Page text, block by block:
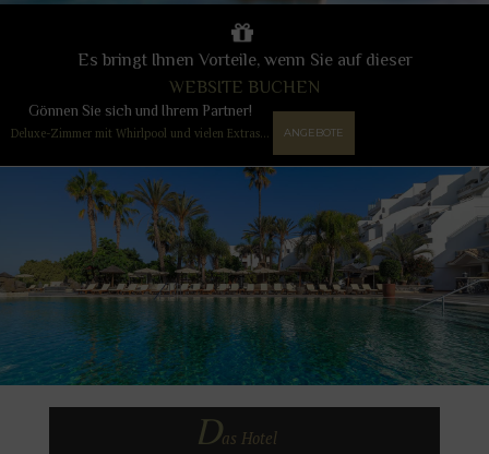
Es bringt Ihnen Vorteile, wenn Sie auf dieser
WEBSITE BUCHEN
Gönnen Sie sich und Ihrem Partner!
Deluxe-Zimmer mit Whirlpool und vielen Extras… ANGEBOTE
Das Hotel